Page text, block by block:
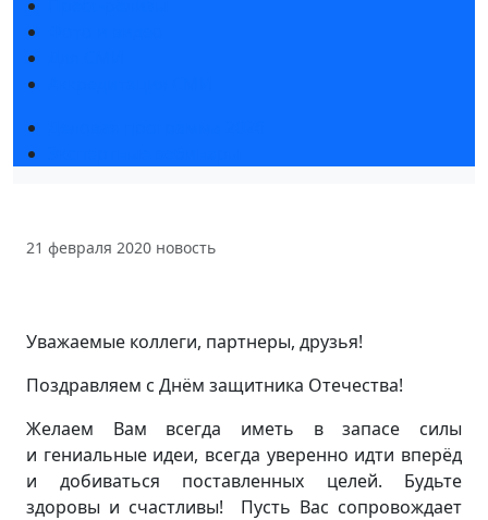
21 февраля 2020 новость
Уважаемые коллеги, партнеры, друзья!
Поздравляем с Днём защитника Отечества!
Желаем Вам всегда иметь в запасе силы
и гениальные идеи, всегда уверенно идти вперёд
и добиваться поставленных целей. Будьте
здоровы и счастливы! Пусть Вас сопровождает